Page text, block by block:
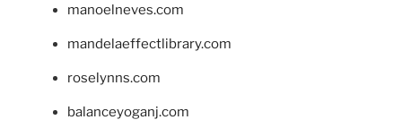
manoelneves.com
mandelaeffectlibrary.com
roselynns.com
balanceyoganj.com